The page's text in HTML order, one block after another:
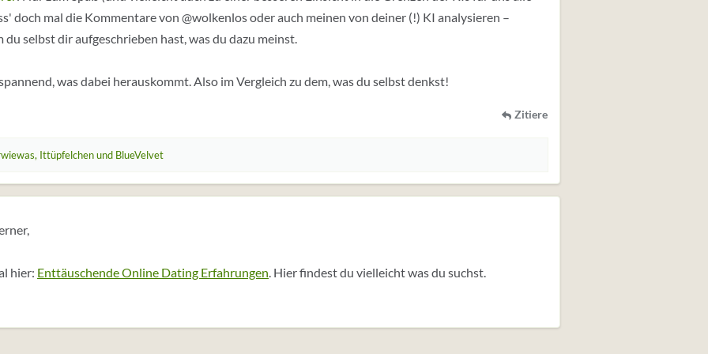
doch mal die Kommentare von @wolkenlos oder auch meinen von deiner (!) KI analysieren –
du selbst dir aufgeschrieben hast, was du dazu meinst.
was dabei herauskommt. Also im Vergleich zu dem, was du selbst denkst!
Zitiere
, Ittüpfelchenund BlueVelvet
hier: Enttäuschende Online Dating Erfahrungen. Hier findest du vielleicht was du suchst.